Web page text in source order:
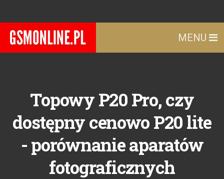
MENU
Topowy P20 Pro, czy
dostępny cenowo P20 lite
- porównanie aparatów
fotograficznych